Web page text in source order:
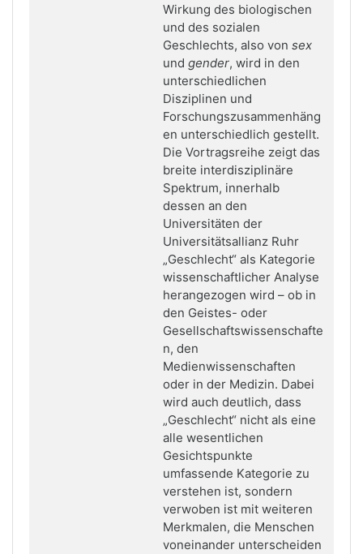
Wirkung des biologischen
und des sozialen
Geschlechts, also von sex
und gender, wird in den
unterschiedlichen
Disziplinen und
Forschungszusammenhäng
en unterschiedlich gestellt.
Die Vortragsreihe zeigt das
breite interdisziplinäre
Spektrum, innerhalb
dessen an den
Universitäten der
Universitätsallianz Ruhr
„Geschlecht“ als Kategorie
wissenschaftlicher Analyse
herangezogen wird – ob in
den Geistes- oder
Gesellschaftswissenschafte
n, den
Medienwissenschaften
oder in der Medizin. Dabei
wird auch deutlich, dass
„Geschlecht“ nicht als eine
alle wesentlichen
Gesichtspunkte
umfassende Kategorie zu
verstehen ist, sondern
verwoben ist mit weiteren
Merkmalen, die Menschen
voneinander unterscheiden